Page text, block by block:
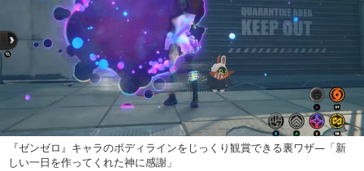
『ゼンゼロ』キャラのボディラインをじっくり観賞できる裏ワザ―「新
しい一日を作ってくれた神に感謝」